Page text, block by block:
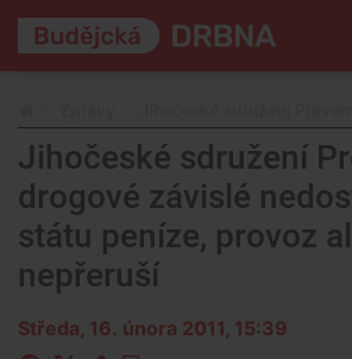
Jihočeské sdružení
drogové závislé
státu peníze, provoz
nepřeruší
Středa, 16. února 2011, 15:39